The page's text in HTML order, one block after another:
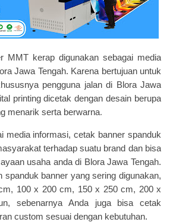
MMT kerap digunakan sebagai media
Jawa Tengah. Karena bertujuan untuk
pengguna jalan di Blora Jawa
printing dicetak dengan desain berupa
menarik serta berwarna.
media informasi,cetak banner spanduk
terhadap suatu brand dan bisa
usaha anda di Blora Jawa Tengah.
spanduk banner yang sering digunakan,
100 x 200 cm, 150 x 250 cm, 200 x
sebenarnya Anda juga bisa cetak
custom sesuai dengan kebutuhan.